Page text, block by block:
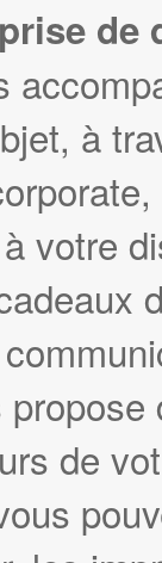
à
votre
de